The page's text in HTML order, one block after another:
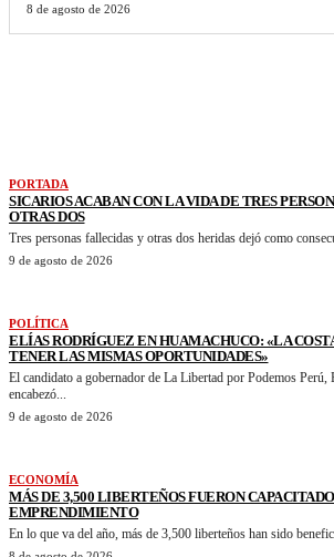
8 de agosto de 2026
PORTADA
SICARIOS ACABAN CON LA VIDA DE TRES
OTRAS DOS
Tres personas fallecidas y otras dos heridas dejó como
9 de agosto de 2026
POLÍTICA
ELÍAS RODRÍGUEZ EN HUAMACHUCO: «LA
TENER LAS MISMAS OPORTUNIDADES»
El candidato a gobernador de La Libertad por Podemos Perú,
encabezó...
9 de agosto de 2026
ECONOMÍA
MÁS DE 3,500 LIBERTEÑOS FUERON
EMPRENDIMIENTO
En lo que va del año, más de 3,500 liberteños han sido